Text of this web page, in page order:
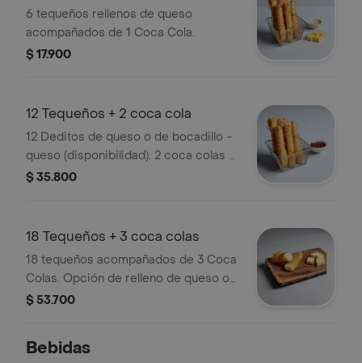
6 tequeños rellenos de queso
acompañados de 1 Coca Cola.
$ 17.900
12 Tequeños + 2 coca cola
12 Deditos de queso o de bocadillo -
queso (disponibilidad). 2 coca colas a
elegir
$ 35.800
18 Tequeños + 3 coca colas
18 tequeños acompañados de 3 Coca
Colas. Opción de relleno de queso o
bocadillo, según disponibilidad.
$ 53.700
Bebidas